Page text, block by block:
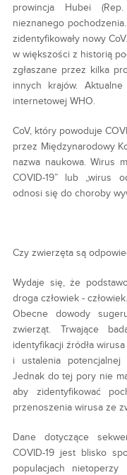
prowincja Hubei
nieznanego
zidentyfikowały nowy
w większości z historią
zgłaszane przez kilka
innych krajów.
internetowej WHO.
CoV, który powoduje
przez Międzynarodowy
nazwa naukowa. Wirus
COVID-19” lub „wirus
odnosi się do choroby
Czy zwierzęta są
Wydaje się, że
droga człowiek - człowiek.
Obecne dowody
zwierząt. Trwające
identyfikacji źródła
i ustalenia
Jednak do tej pory nie
aby zidentyfikować
przenoszenia wirusa ze
Dane dotyczące
COVID-19 jest blisko
populacjach nietoperzy